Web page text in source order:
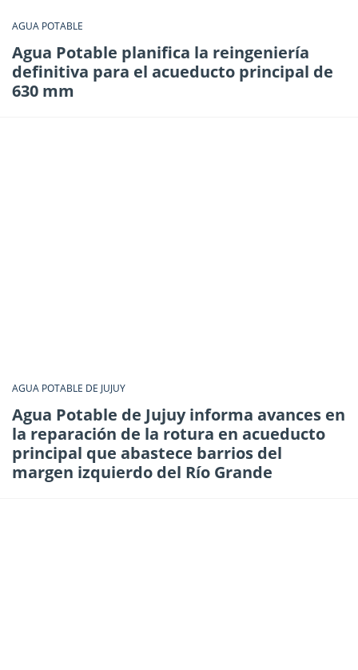
AGUA POTABLE
Agua Potable planifica la reingeniería
definitiva para el acueducto principal de
630 mm
AGUA POTABLE DE JUJUY
Agua Potable de Jujuy informa avances en
la reparación de la rotura en acueducto
principal que abastece barrios del
margen izquierdo del Río Grande